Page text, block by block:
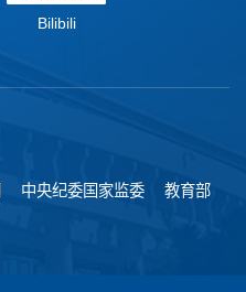
Bilibili
中央纪委国家监委
教育部